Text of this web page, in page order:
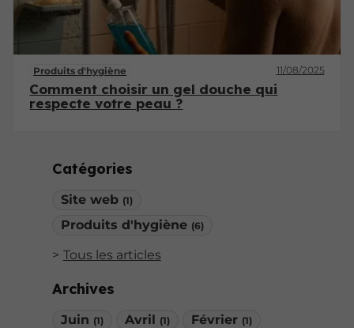
Catégories
Site web (1)
Produits d'hygiène (6)
Tous les articles
Archives
Juin (1) Avril (1) Février (1)
Produits d'hygiène 11/08/2025
Comment choisir un gel douche qui
respecte votre peau ?